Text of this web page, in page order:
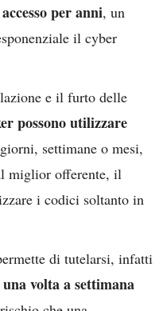
per anni, un
il cyber
e il furto delle
possono utilizzare
settimane o mesi,
miglior offerente, il
i codici soltanto in
di tutelarsi, infatti
volta a settimana